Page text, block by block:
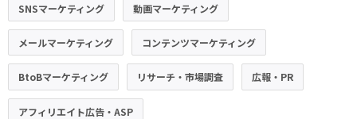
SNSマーケティング 動画マーケティング
メールマーケティング コンテンツマーケティング
BtoBマーケティング リサーチ・市場調査 広報・PR
アフィリエイト広告・ASP